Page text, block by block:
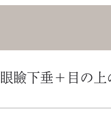
瞼下垂＋目の上